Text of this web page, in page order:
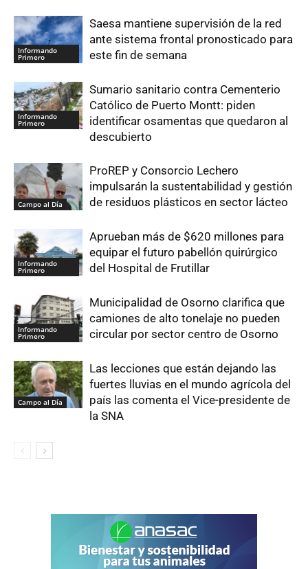
Informando
Primero
Saesa mantiene supervisión de la red
ante sistema frontal pronosticado para
este fin de semana
Informando
Primero
Sumario sanitario contra Cementerio
Católico de Puerto Montt: piden
identificar osamentas que quedaron al
descubierto
Campo al Día
ProREP y Consorcio Lechero
impulsarán la sustentabilidad y gestión
de residuos plásticos en sector lácteo
Informando
Primero
Aprueban más de $620 millones para
equipar el futuro pabellón quirúrgico
del Hospital de Frutillar
Informando
Primero
Municipalidad de Osorno clarifica que
camiones de alto tonelaje no pueden
circular por sector centro de Osorno
Campo al Día
Las lecciones que están dejando las
fuertes lluvias en el mundo agrícola del
país las comenta el Vice-presidente de
la SNA